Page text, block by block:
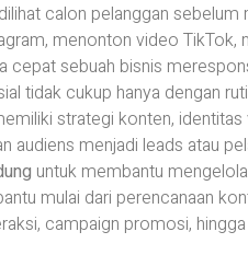
calon pelanggan
menonton video TikTok,
cepat sebuah bisnis
tidak cukup hanya dengan
strategi konten, identitas
audiens menjadi leads atau
untuk membantu
mulai dari perencanaan
campaign promosi,